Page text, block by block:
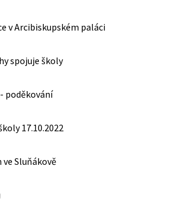
v Arcibiskupském paláci
spojuje školy
poděkování
17.10.2022
Sluňákově